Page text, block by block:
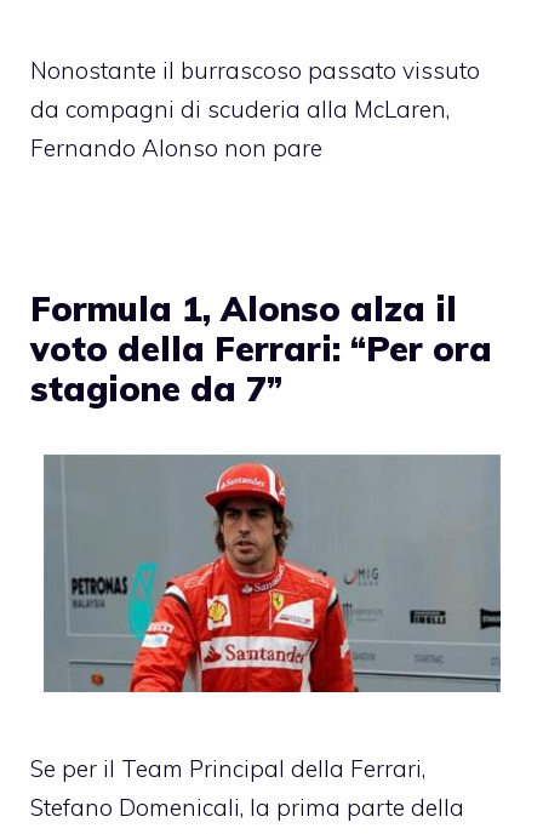
Nonostante il burrascoso passato vissuto
da compagni di scuderia alla McLaren,
Fernando Alonso non pare
Formula 1, Alonso alza il
voto della Ferrari: “Per ora
stagione da 7”
Se per il Team Principal della Ferrari,
Stefano Domenicali, la prima parte della